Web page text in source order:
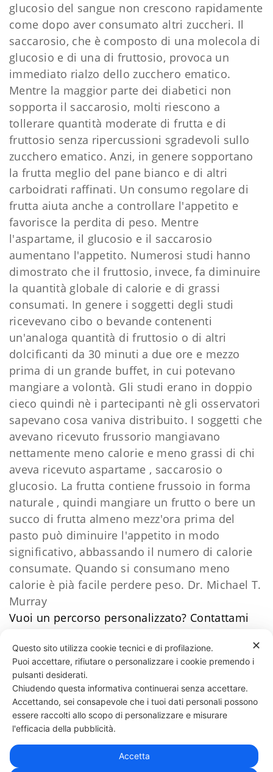
glucosio del sangue non crescono rapidamente
come dopo aver consumato altri zuccheri. Il
saccarosio, che è composto di una molecola di
glucosio e di una di fruttosio, provoca un
immediato rialzo dello zucchero ematico.
Mentre la maggior parte dei diabetici non
sopporta il saccarosio, molti riescono a
tollerare quantità moderate di frutta e di
fruttosio senza ripercussioni sgradevoli sullo
zucchero ematico. Anzi, in genere sopportano
la frutta meglio del pane bianco e di altri
carboidrati raffinati. Un consumo regolare di
frutta aiuta anche a controllare l'appetito e
favorisce la perdita di peso. Mentre
l'aspartame, il glucosio e il saccarosio
aumentano l'appetito. Numerosi studi hanno
dimostrato che il fruttosio, invece, fa diminuire
la quantità globale di calorie e di grassi
consumati. In genere i soggetti degli studi
ricevevano cibo o bevande contenenti
un'analoga quantità di fruttosio o di altri
dolcificanti da 30 minuti a due ore e mezzo
prima di un grande buffet, in cui potevano
mangiare a volontà. Gli studi erano in doppio
cieco quindi nè i partecipanti nè gli osservatori
sapevano cosa vaniva distribuito. I soggetti che
avevano ricevuto frussorio mangiavano
nettamente meno calorie e meno grassi di chi
aveva ricevuto aspartame , saccarosio o
glucosio. La frutta contiene frussoio in forma
naturale , quindi mangiare un frutto o bere un
succo di frutta almeno mezz'ora prima del
pasto può diminuire l'appetito in modo
significativo, abbassando il numero di calorie
consumate. Quando si consumano meno
calorie è pià facile perdere peso. Dr. Michael T.
Murray
Vuoi un percorso personalizzato? ​Contattami
46 LIKES
331 818 4777DANIELE ESPOSITO
✕
Questo sito utilizza cookie tecnici e di profilazione.
Puoi accettare, rifiutare o personalizzare i cookie premendo i
pulsanti desiderati.
Chiudendo questa informativa continuerai senza accettare.
Accettando, sei consapevole che i tuoi dati personali possono
essere raccolti allo scopo di personalizzare e misurare
l'efficacia della pubblicità.
Accetta